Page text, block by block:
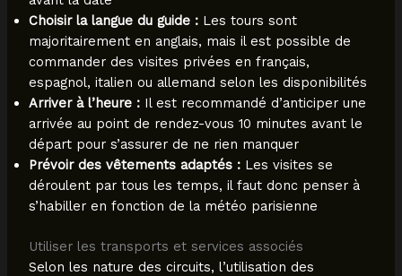
Choisir la langue du guide :Les tours sont
majoritairement en anglais, mais il est possible de
commander des visites privées en français,
espagnol, italien ou allemand selon les disponibilités
Arriver à l’heure :Il est recommandé d’anticiper une
arrivée au point de rendez-vous 10 minutes avant le
départ pour s’assurer de ne rien manquer
Prévoir des vêtements adaptés :Les visites se
déroulent par tous les temps, il faut donc penser à
s’habiller en fonction de la météo parisienne
Utiliser les transports et services associés
Selon les nature des circuits, l’utilisation des